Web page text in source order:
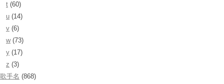
t (60)
u (14)
v (6)
w(73)
y (17)
z (3)
歌手名 (868)